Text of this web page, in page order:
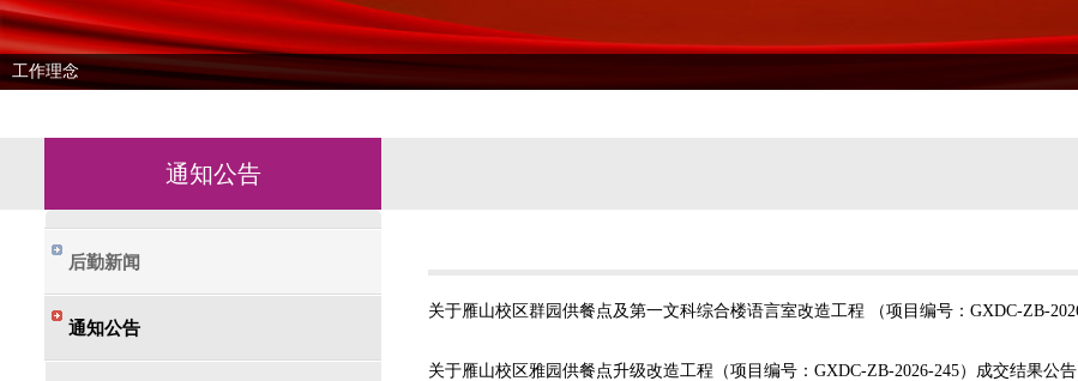
工作理念
通知公告
后勤新闻
通知公告
关于雁山校区雅园供餐点升级改造工程（项目编号：GXDC-ZB-2026-245）成交结果公告